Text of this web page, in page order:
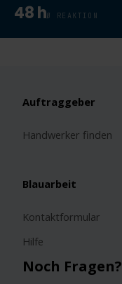
48 hØ REAKTION
Noch Fragen?
Auftraggeber
Handwerker finden
Blauarbeit
Kontaktformular
Hilfe